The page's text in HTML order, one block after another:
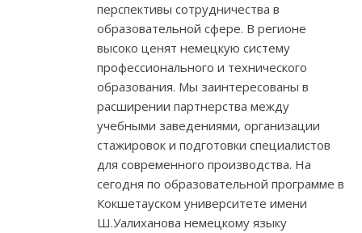
перспективы сотрудничества в
образовательной сфере. В регионе
высоко ценят немецкую систему
профессионального и технического
образования. Мы заинтересованы в
расширении партнерства между
учебными заведениями, организации
стажировок и подготовки специалистов
для современного производства. На
сегодня по образовательной программе в
Кокшетауском университете имени
Ш.Уалиханова немецкому языку